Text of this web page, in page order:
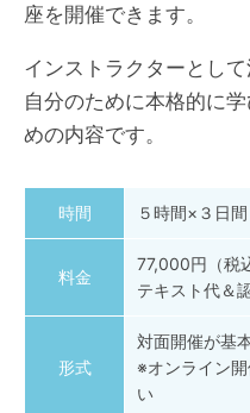
座を開催できます。
インストラクターとし
自分のために本格的に
めの内容です。
時間 ５時間×３日間
料金
77,000円（税
テキスト代＆
形式
対面開催が基
※オンライン
い